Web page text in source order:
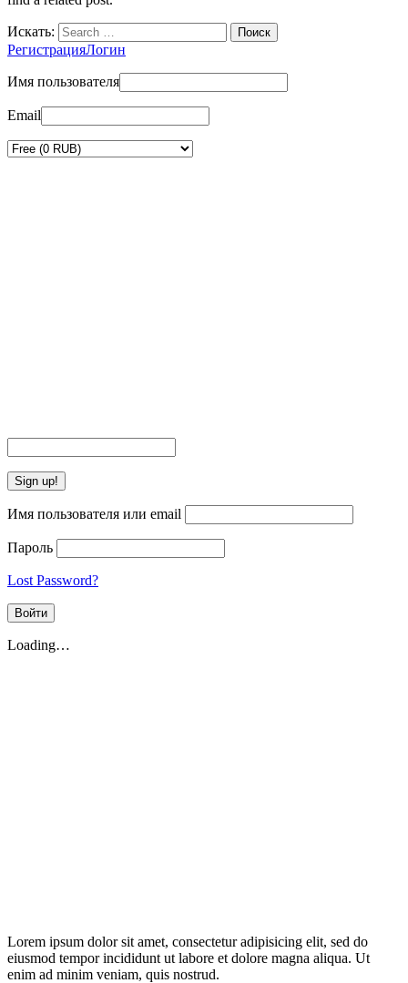
Искать:
РегистрацияЛогин
Имя пользователя
Email
Имя пользователя или email
Пароль
Lost Password?
Loading…
Lorem ipsum dolor sit amet, consectetur adipisicing elit, sed do
eiusmod tempor incididunt ut labore et dolore magna aliqua. Ut
enim ad minim veniam, quis nostrud.